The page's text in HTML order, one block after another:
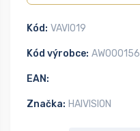
Kód: VAVI019
Kód výrobce: AW000156
EAN:
Značka: HAIVISION